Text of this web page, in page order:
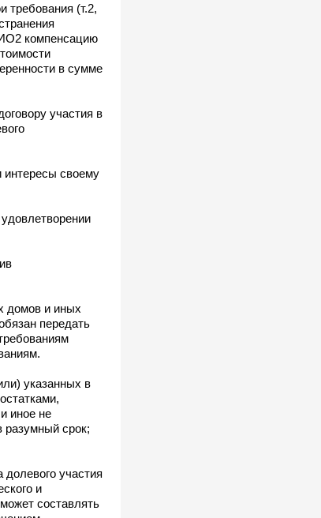
требования (т.2,
компенсацию
в сумме
участия в
интересы своему
домов и иных
передать
указанных в
иное не
разумный срок;
участия
и
составлять